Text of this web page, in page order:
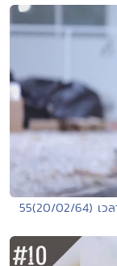
55(20/02/64) เว